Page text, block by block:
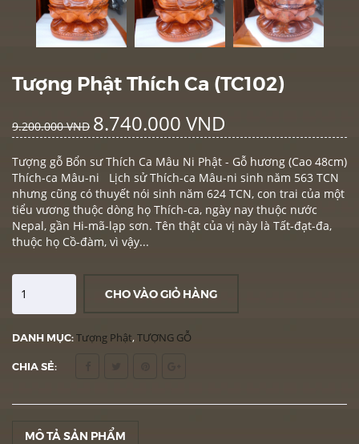
Tượng Phật Thích Ca (TC102)
9.200.000 VND 8.740.000 VND
Tượng gỗ Bổn sư Thích Ca Mâu Ni Phật - Gỗ hương (Cao 48cm)
Thích-ca Mâu-ni Lịch sử Thích-ca Mâu-ni sinh năm 563 TCN
nhưng cũng có thuyết nói sinh năm 624 TCN, con trai của một
tiểu vương thuộc dòng họ Thích-ca, ngày nay thuộc nước
Nepal, gần Hi-mã-lạp sơn. Tên thật của vị này là Tất-đạt-đa,
thuộc họ Cồ-đàm, vì vậy...
CHO VÀO GIỎ HÀNG
DANH MỤC:Tượng Phật,TƯỢNG GỖ
CHIA SẺ:
MÔ TẢ SẢN PHẨM